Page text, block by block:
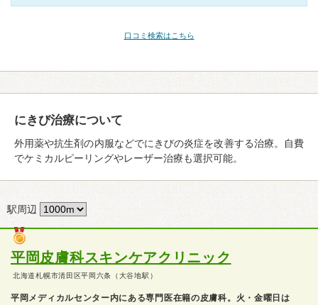
口コミ検索はこちら
にきび治療について
外用薬や抗生剤の内服などでにきびの炎症を改善する治療。自費
でケミカルピーリングやレーザー治療も選択可能。
駅周辺
平岡皮膚科スキンケアクリニック
北海道札幌市清田区平岡六条（大谷地駅）
平岡メディカルセンター内にある専門医在籍の皮膚科。火・金曜日は